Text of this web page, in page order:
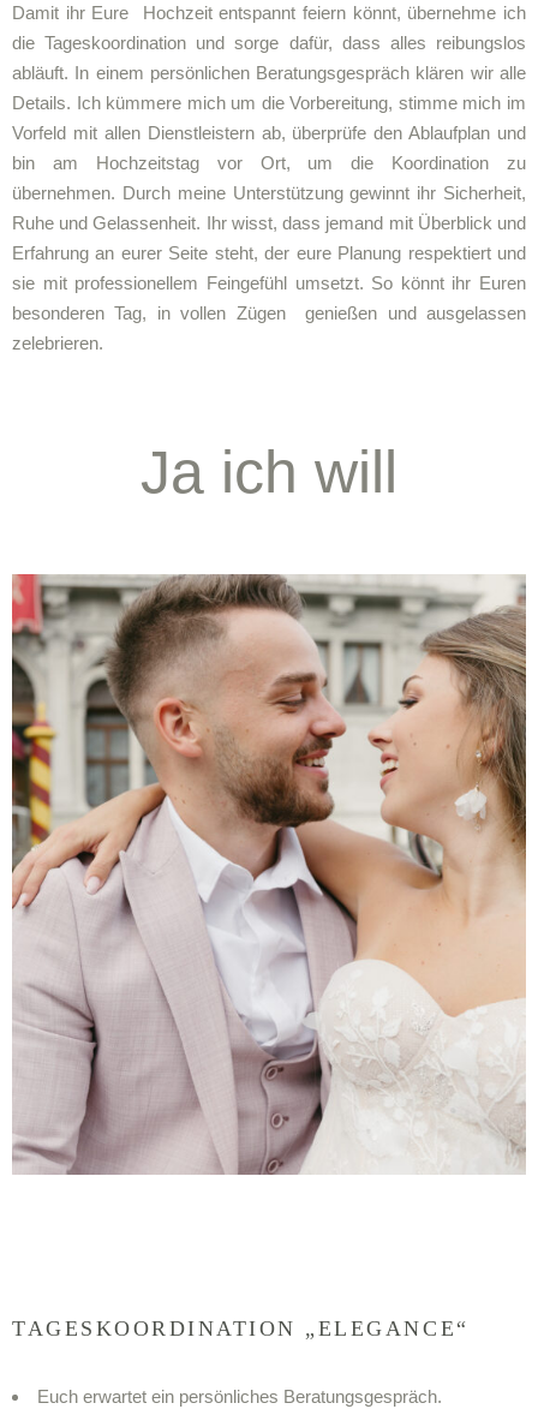
Damit ihr Eure Hochzeit entspannt feiern könnt, übernehme ich
die Tageskoordination und sorge dafür, dass alles reibungslos
abläuft. In einem persönlichen Beratungsgespräch klären wir alle
Details. Ich kümmere mich um die Vorbereitung, stimme mich im
Vorfeld mit allen Dienstleistern ab, überprüfe den Ablaufplan und
bin am Hochzeitstag vor Ort, um die Koordination zu
übernehmen. Durch meine Unterstützung gewinnt ihr Sicherheit,
Ruhe und Gelassenheit. Ihr wisst, dass jemand mit Überblick und
Erfahrung an eurer Seite steht, der eure Planung respektiert und
sie mit professionellem Feingefühl umsetzt. So könnt ihr Euren
besonderen Tag, in vollen Zügen genießen und ausgelassen
zelebrieren.
Ja ich will
TAGESKOORDINATION „ELEGANCE“
Euch erwartet ein persönliches Beratungsgespräch.